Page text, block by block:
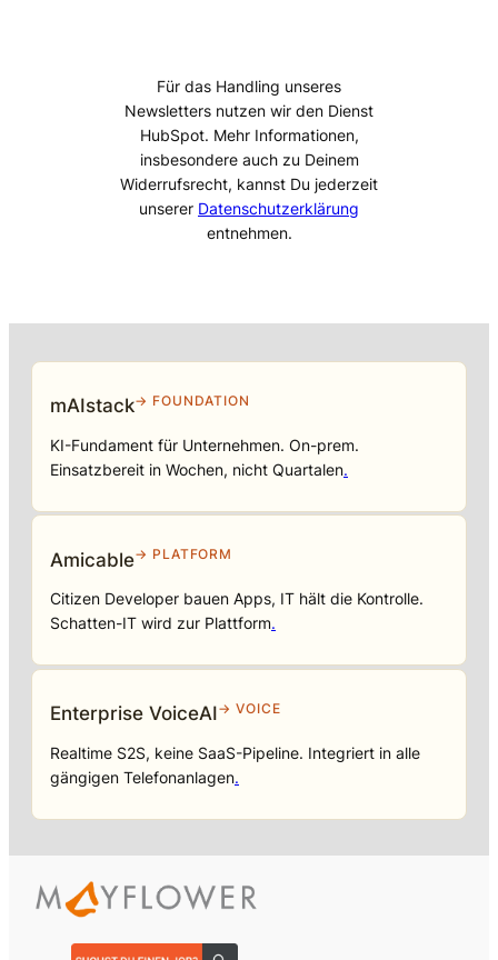
Für das Handling unseres
Newsletters nutzen wir den Dienst
HubSpot. Mehr Informationen,
insbesondere auch zu Deinem
Widerrufsrecht, kannst Du jederzeit
unserer Datenschutzerklärung
entnehmen.
mAIstack→ FOUNDATION
KI-Fundament für Unternehmen. On-prem.
Einsatzbereit in Wochen, nicht Quartalen.
Amicable→ PLATFORM
Citizen Developer bauen Apps, IT hält die Kontrolle.
Schatten-IT wird zur Plattform.
Enterprise VoiceAI→ VOICE
Realtime S2S, keine SaaS-Pipeline. Integriert in alle
gängigen Telefonanlagen.